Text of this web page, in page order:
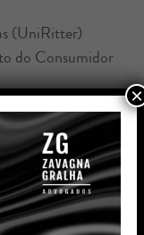
(UniRitter)
do Consumidor
(PUCRS)
×